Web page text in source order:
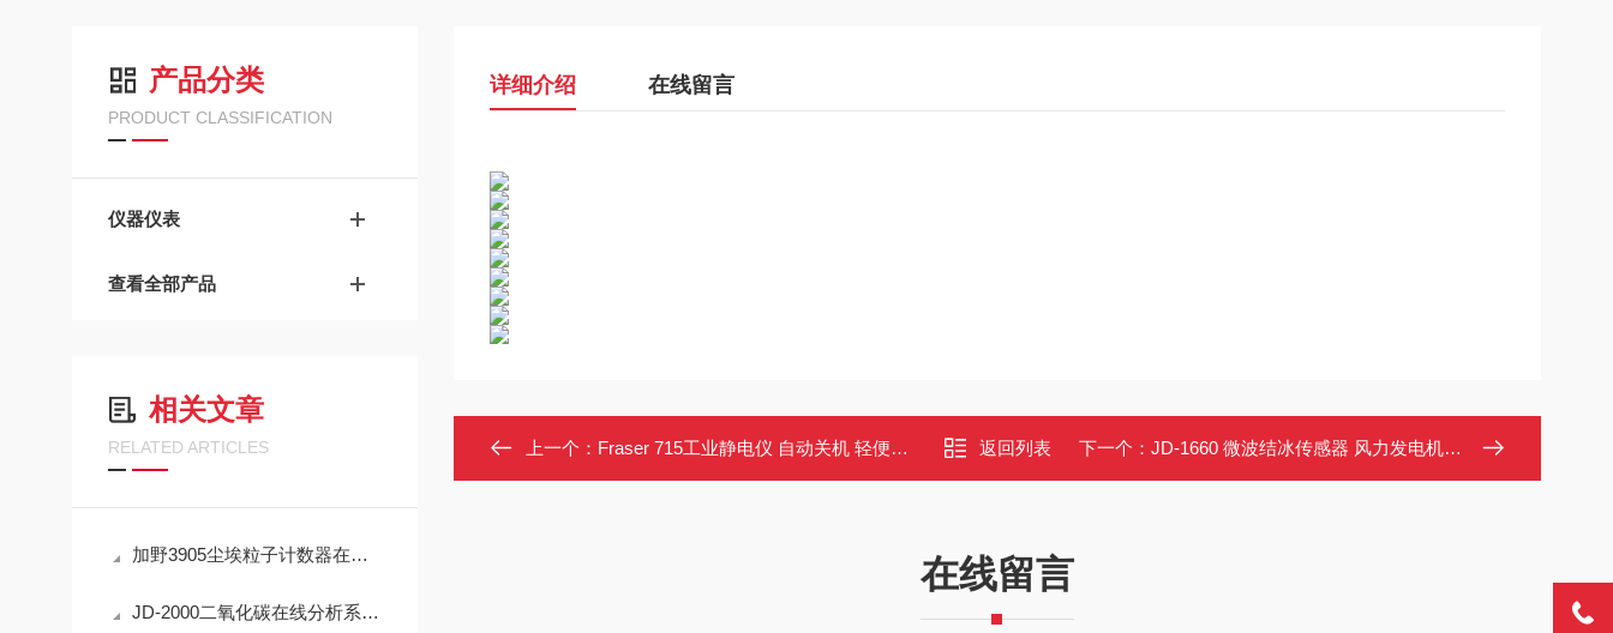
产品分类
PRODUCT CLASSIFICATION
仪器仪表
查看全部产品
相关文章
RELATED ARTICLES
加野3905尘埃粒子计数器在洁净室监测中的实用技术解析
JD-2000二氧化碳在线分析系统技术详解
详细介绍 在线留言
上一个： Fraser 715工业静电仪 自动关机 轻便设计 返回列表 下一个： JD-1660 微波结冰传感器 风力发电机叶片预埋式 0.2-50mm检测 RS485
在线留言